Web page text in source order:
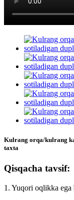
Kulrang orqa/kulrang
taxta
Qisqacha tavsif:
1. Yuqori oqlikka